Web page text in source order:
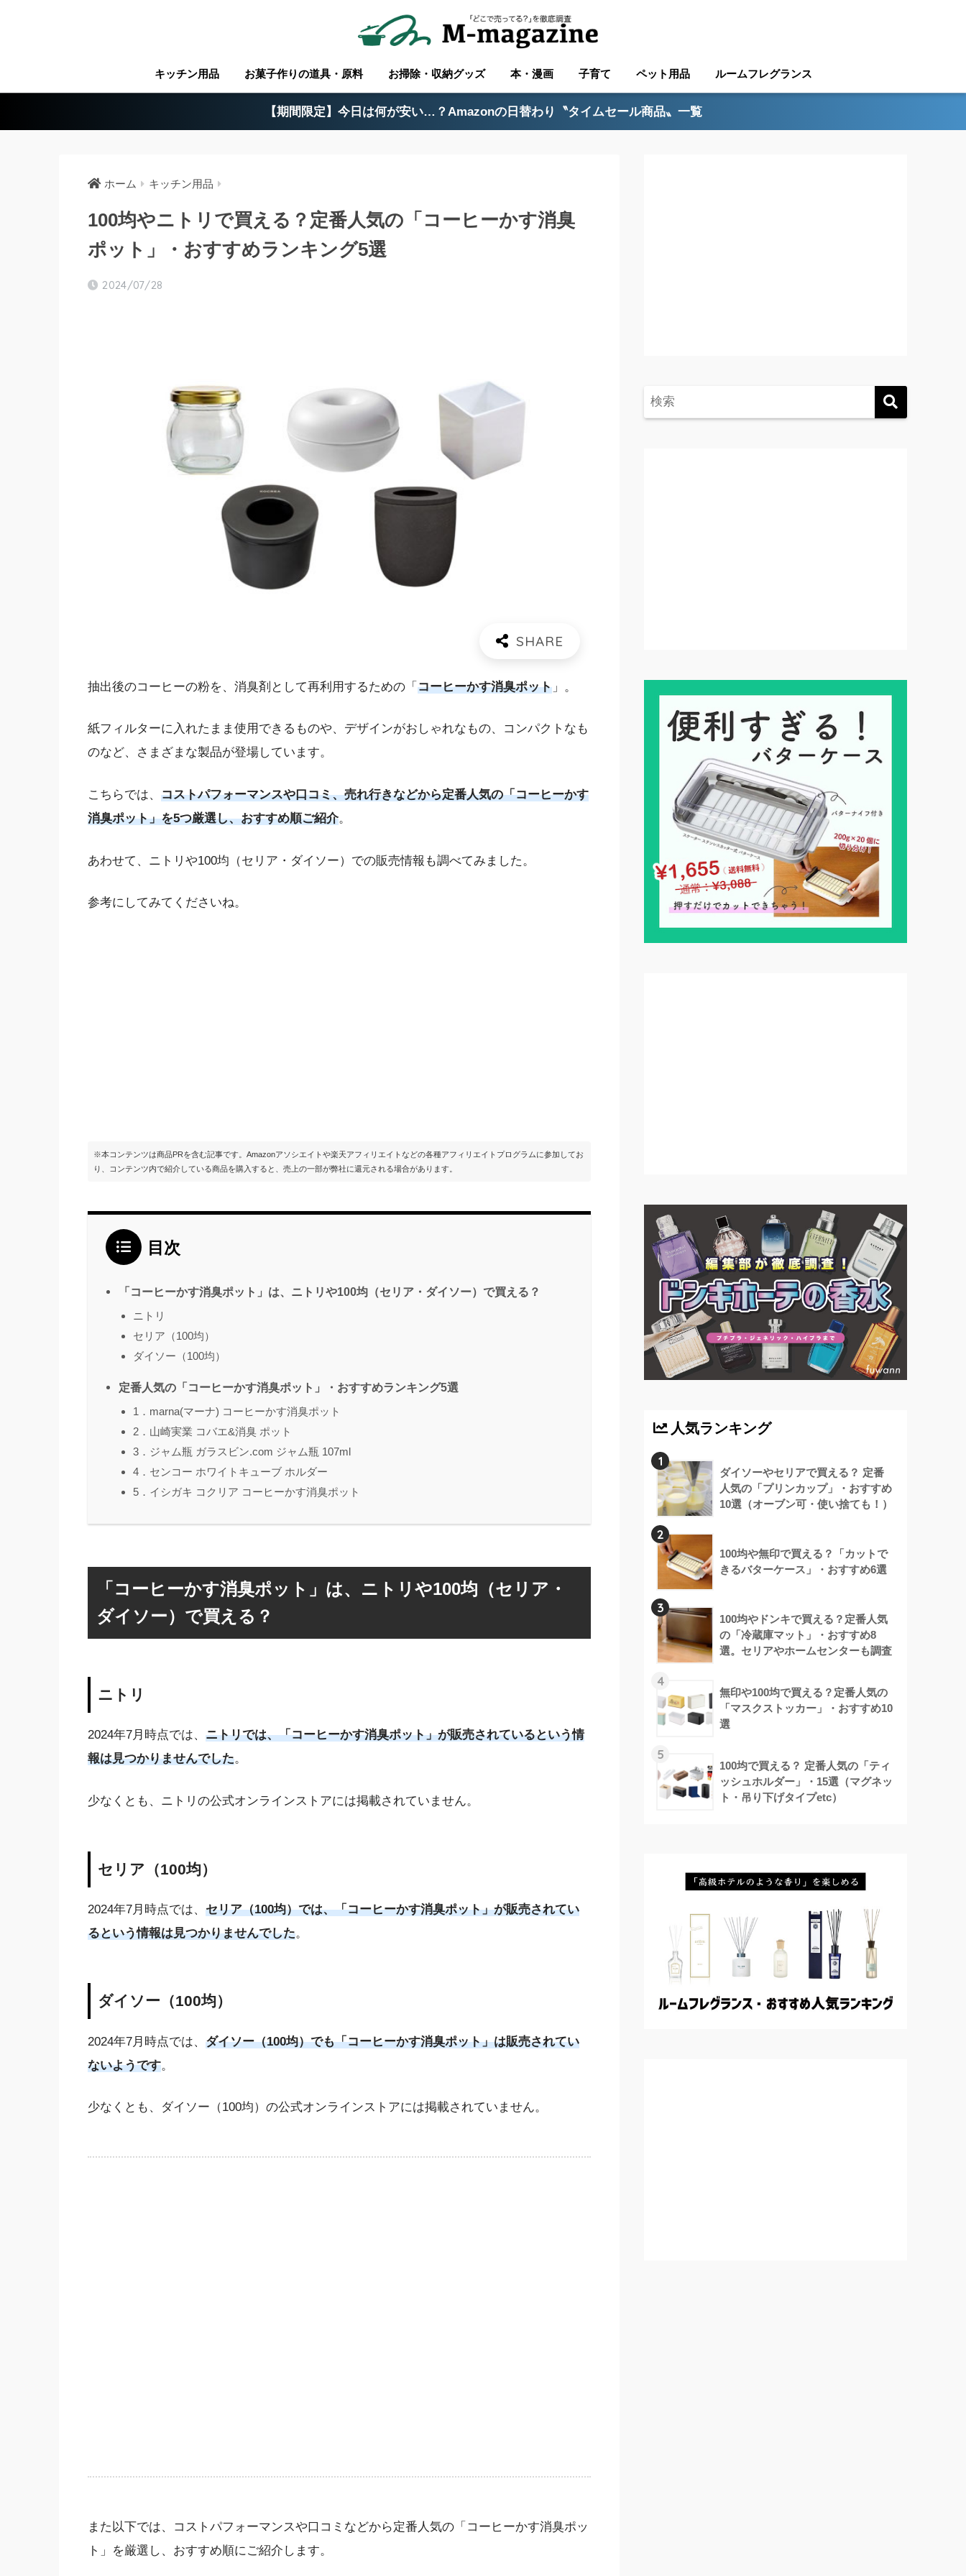
キッチン用品 お菓子作りの道具・原料 お掃除・収納グッズ 本・漫画 子育て ペット用品 ルームフレグランス
【期間限定】今日は何が安い…？Amazonの日替わり〝タイムセール商品〟一覧
ホーム キッチン用品
100均やニトリで買える？定番人気の「コーヒーかす消臭
ポット」・おすすめランキング5選
2024/07/28
抽出後のコーヒーの粉を、消臭剤として再利用するための「 コーヒーかす消臭ポット 」。
紙フィルターに入れたまま使用できるものや、デザインがおしゃれなもの、コンパクトなも
のなど、さまざまな製品が登場しています。
こちらでは、 コストパフォーマンスや口コミ、売れ行きなどから定番人気の「コーヒーかす
消臭ポット」を5つ厳選し、おすすめ順ご紹介。
あわせて、ニトリや100均（セリア・ダイソー）での販売情報も調べてみました。
参考にしてみてくださいね。
※本コンテンツは商品PRを含む記事です。Amazonアソシエイトや楽天アフィリエイトなどの各種アフィリエイトプログラムに参加してお
り、コンテンツ内で紹介している商品を購入すると、売上の一部が弊社に還元される場合があります。
目次
「コーヒーかす消臭ポット」は、ニトリや100均（セリア・ダイソー）で買える？
ニトリ
セリア（100均）
ダイソー（100均）
定番人気の「コーヒーかす消臭ポット」・おすすめランキング5選
1．marna(マーナ) コーヒーかす消臭ポット
2．山崎実業 コバエ&消臭 ポット
3．ジャム瓶 ガラスビン.com ジャム瓶 107ml
4．センコー ホワイトキューブ ホルダー
5．イシガキ コクリア コーヒーかす消臭ポット
「コーヒーかす消臭ポット」は、ニトリや100均（セリア・
ダイソー）で買える？
ニトリ
2024年7月時点では、 ニトリでは、「コーヒーかす消臭ポット」が販売されているという情
報は見つかりませんでした。
少なくとも、ニトリの公式オンラインストアには掲載されていません。
セリア（100均）
2024年7月時点では、 セリア（100均）では、「コーヒーかす消臭ポット」が販売されてい
るという情報は見つかりませんでした。
ダイソー（100均）
2024年7月時点では、 ダイソー（100均）でも「コーヒーかす消臭ポット」は販売されてい
ないようです。
少なくとも、ダイソー（100均）の公式オンラインストアには掲載されていません。
また以下では、コストパフォーマンスや口コミなどから定番人気の「コーヒーかす消臭ポッ
ト」を厳選し、おすすめ順にご紹介します。
人気ランキング
1
ダイソーやセリアで買える？ 定番
人気の「プリンカップ」・おすすめ
10選（オーブン可・使い捨ても！）
2
100均や無印で買える？「カットで
きるバターケース」・おすすめ6選
3
100均やドンキで買える？定番人気
の「冷蔵庫マット」・おすすめ8
選。セリアやホームセンターも調査
4
無印や100均で買える？定番人気の
「マスクストッカー」・おすすめ10
選
5
100均で買える？ 定番人気の「ティ
ッシュホルダー」・15選（マグネッ
ト・吊り下げタイプetc）